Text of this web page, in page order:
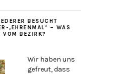
BESUCHT
‚EHRENMAL‘ – WAS
VOM BEZIRK?
Wir haben uns
gefreut, dass